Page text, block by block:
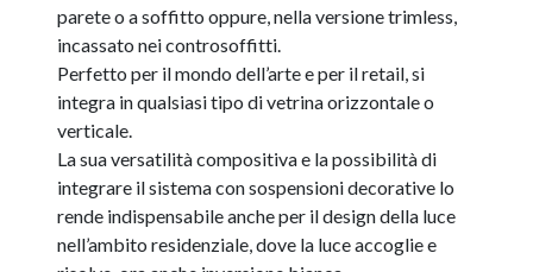
parete o a soffitto oppure, nella versione trimless,
incassato nei controsoffitti.
Perfetto per il mondo dell’arte e per il retail, si
integra in qualsiasi tipo di vetrina orizzontale o
verticale.
La sua versatilità compositiva e la possibilità di
integrare il sistema con sospensioni decorative lo
rende indispensabile anche per il design della luce
nell’ambito residenziale, dove la luce accoglie e